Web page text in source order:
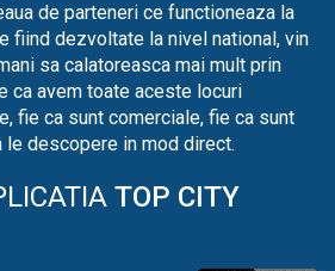
de parteneri ce functioneaza la
fiind dezvoltate la nivel national, vin
sa calatoreasca mai mult prin
ca avem toate aceste locuri
fie ca sunt comerciale, fie ca sunt
descopere in mod direct.
TOP CITY